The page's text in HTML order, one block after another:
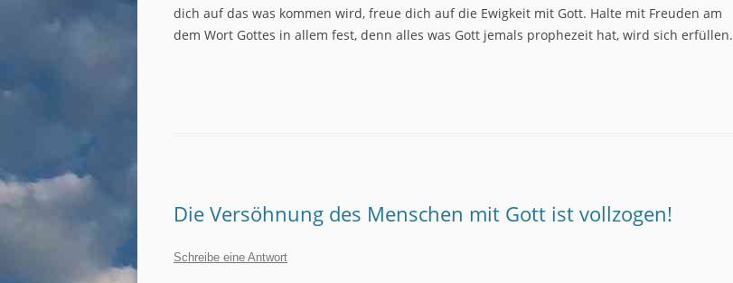
dich auf das was kommen wird, freue dich auf die Ewigkeit mit Gott. Halte mit Freuden am
dem Wort Gottes in allem fest, denn alles was Gott jemals prophezeit hat, wird sich erfüllen.
Die Versöhnung des Menschen mit Gott ist vollzogen!
Schreibe eine Antwort